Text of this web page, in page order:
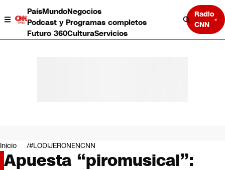
PaísMundoNegocios
Podcast y Programas completos
Futuro 360CulturaServicios
Radio
CNN
Negocios
Deportes
Programas completos
Inicio #LODIJERONENCNN
Apuesta “piromusical”: